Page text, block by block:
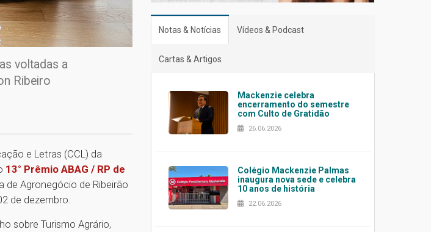
voltadas a
Ribeiro
e Letras (CCL) da
13° Prêmio ABAG / RP de
de Agronegócio de Ribeirão
de dezembro.
sobre Turismo Agrário,
Notas & Notícias Vídeos & Podcast
Cartas & Artigos
Mackenzie celebra
encerramento do semestre
com Culto de Gratidão
26.06.2026
Colégio Mackenzie Palmas
inaugura nova sede e celebra
10 anos de história
22.06.2026